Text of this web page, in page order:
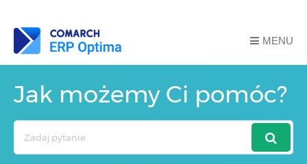
MENU
Jak możemy Ci pomóc?